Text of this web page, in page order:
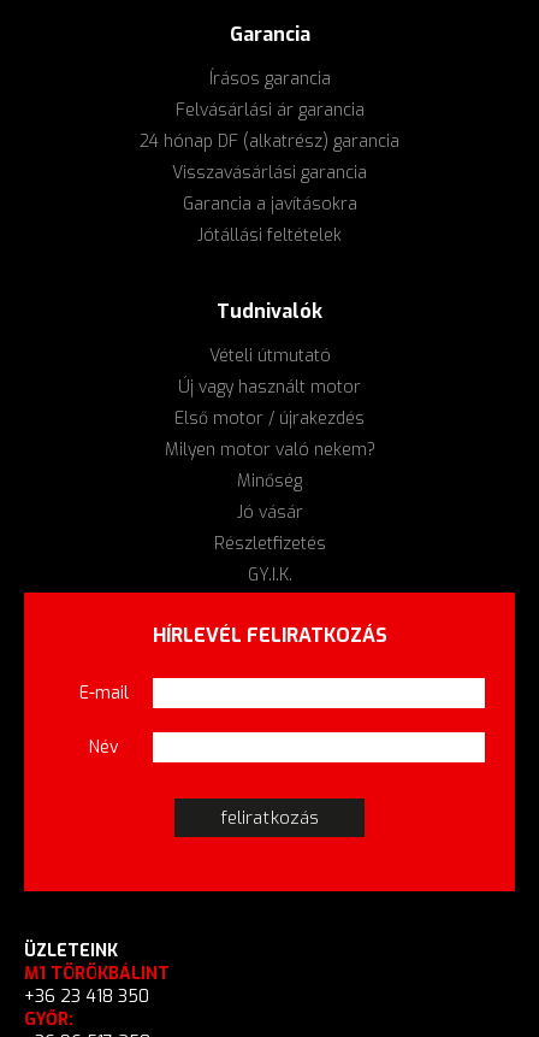
Garancia
Írásos garancia
Felvásárlási ár garancia
24 hónap DF (alkatrész) garancia
Visszavásárlási garancia
Garancia a javításokra
Jótállási feltételek
Tudnivalók
Vételi útmutató
Új vagy használt motor
Első motor / újrakezdés
Milyen motor való nekem?
Minőség
Jó vásár
Részletfizetés
GY.I.K.
HÍRLEVÉL FELIRATKOZÁS
E-mail
Név
ÜZLETEINK
M1 TÖRÖKBÁLINT
+36 23 418 350
GYŐR: